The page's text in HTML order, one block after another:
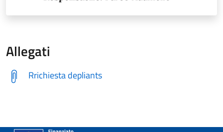
Allegati
Rrichiesta depliants